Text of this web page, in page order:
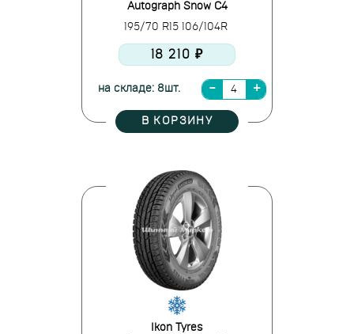
Autograph Snow C4
195/70 R15 106/104R
18 210 ₽
на складе: 8шт.
В КОРЗИНУ
Ikon Tyres